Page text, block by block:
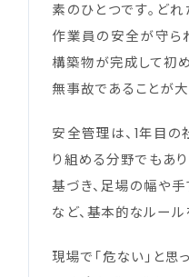
素のひとつです。ど
作業員の安全が守ら
構築物が完成して初
無事故であることが大
安全管理は、1年目
り組める分野でもあ
基づき、足場の幅や
など、基本的なルール
現場で「危ない」と思